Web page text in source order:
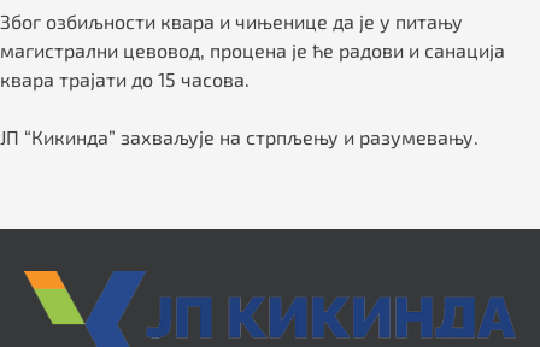
Због озбиљности квара и чињенице да је у питању
магистрални цевовод, процена је ће радови и санација
квара трајати до 15 часова.
ЈП “Кикинда” захваљује на стрпљењу и разумевању.